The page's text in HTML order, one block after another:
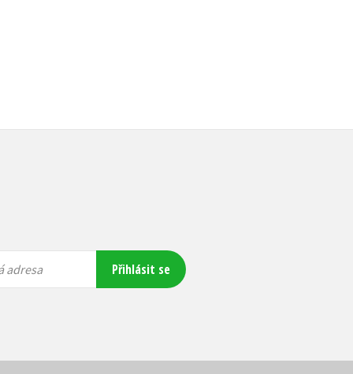
adresa Přihlásit se